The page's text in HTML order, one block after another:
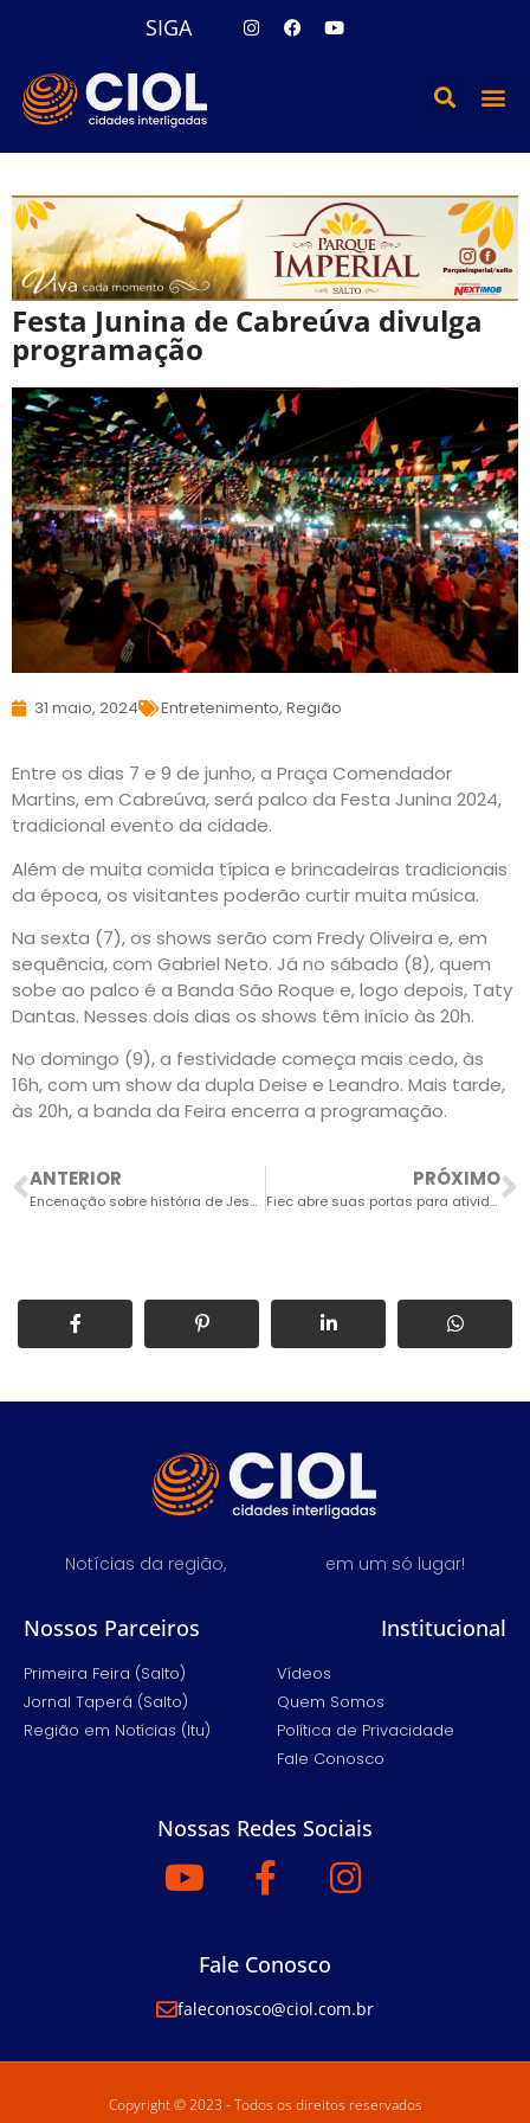
SIGA
Festa Junina de Cabreúva divulga
programação
31 maio, 2024 Entretenimento, Região
Entre os dias 7 e 9 de junho, a Praça Comendador
Martins, em Cabreúva, será palco da Festa Junina 2024,
tradicional evento da cidade.
Além de muita comida típica e brincadeiras tradicionais
da época, os visitantes poderão curtir muita música.
Na sexta (7), os shows serão com Fredy Oliveira e, em
sequência, com Gabriel Neto. Já no sábado (8), quem
sobe ao palco é a Banda São Roque e, logo depois, Taty
Dantas. Nesses dois dias os shows têm início às 20h.
No domingo (9), a festividade começa mais cedo, às
16h, com um show da dupla Deise e Leandro. Mais tarde,
às 20h, a banda da Feira encerra a programação.
ANTERIOR
Encenação sobre história de Jesus Cristo será apresentada em Indaiatuba
PRÓXIMO
Fiec abre suas portas para atividades gratuitas
Notícias da região, em um só lugar!
Nossos Parceiros
Primeira Feira (Salto)
Jornal Taperá (Salto)
Região em Notícias (Itu)
Institucional
Vídeos
Quem Somos
Política de Privacidade
Fale Conosco
Nossas Redes Sociais
Fale Conosco
faleconosco@ciol.com.br
Copyright © 2023 - Todos os direitos reservados